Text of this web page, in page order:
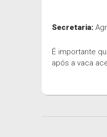
Secretaria:
É importante
após a vaca